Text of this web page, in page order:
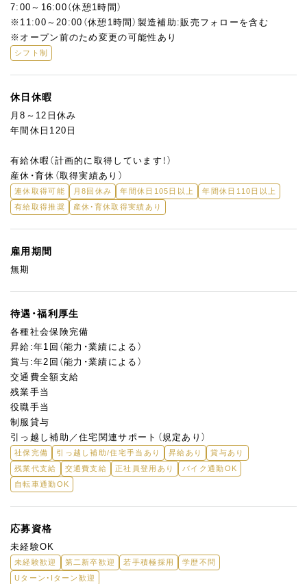
7:00～16:00（休憩1時間）
※11:00～20:00（休憩1時間）製造補助:販売フォローを含む
※オープン前のため変更の可能性あり
シフト制
休日休暇
月8～12日休み
年間休日120日
有給休暇（計画的に取得しています！）
産休・育休（取得実績あり）
連休取得可能 月8回休み 年間休日105日以上
年間休日110日以上
有給取得推奨
産休・育休取得実績あり
雇用期間
無期
待遇・福利厚生
各種社会保険完備
昇給:年1回（能力・業績による）
賞与:年2回（能力・業績による）
交通費全額支給
残業手当
役職手当
制服貸与
引っ越し補助／住宅関連サポート（規定あり）
社保完備 引っ越し補助/住宅手当あり 昇給あり
賞与あり
残業代支給
交通費支給 正社員登用あり
バイク通勤OK
自転車通勤OK
応募資格
未経験OK
未経験歓迎 第二新卒歓迎 若手積極採用
学歴不問
Uターン・Iターン歓迎